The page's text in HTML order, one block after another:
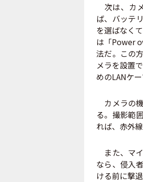
次は、カ
ば、バッテ
を選ばなく
は「Power
法だ。この
メラを設置
めのLANケ
カメラの
る。撮影範
れば、赤外
また、マ
なら、侵入
ける前に撃